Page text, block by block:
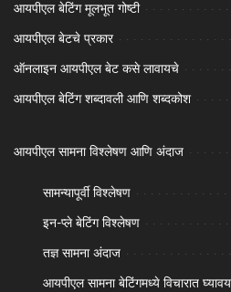
आयपीएल बेटिंग मूलभूत गोष्टी
आयपीएल बेटचे प्रकार
ऑनलाइन आयपीएल बेट कसे लावायचे
आयपीएल बेटिंग शब्दावली आणि शब्दकोश
आयपीएल सामना विश्लेषण आणि अंदाज
सामन्यापूर्वी विश्लेषण
इन-प्ले बेटिंग विश्लेषण
तज्ञ सामना अंदाज
आयपीएल सामना बेटिंगमध्ये विचारात